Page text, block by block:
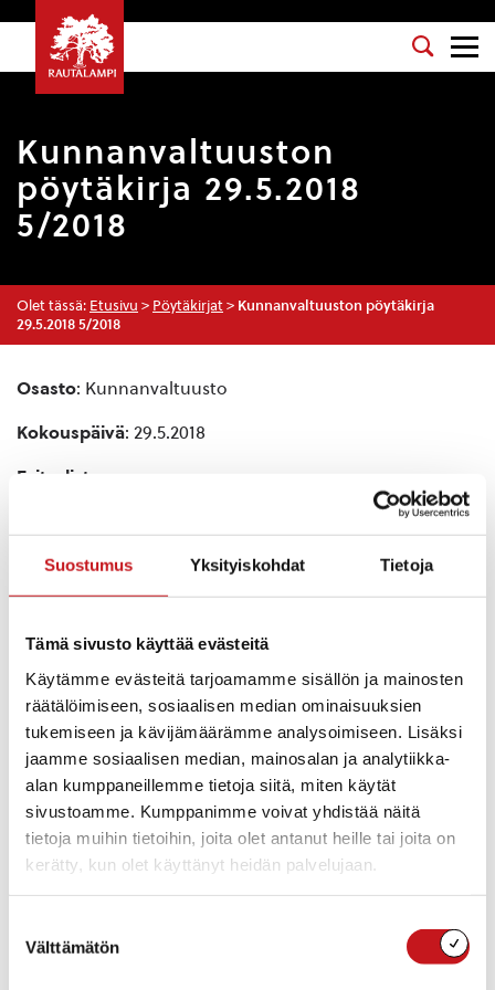
Suostumus Yksityiskohdat Tietoja
Tämä sivusto käyttää evästeitä
Käytämme evästeitä tarjoamamme sisällön ja mainosten
räätälöimiseen, sosiaalisen median ominaisuuksien
tukemiseen ja kävijämäärämme analysoimiseen. Lisäksi
jaamme sosiaalisen median, mainosalan ja analytiikka-
alan kumppaneillemme tietoja siitä, miten käytät
sivustoamme. Kumppanimme voivat yhdistää näitä
tietoja muihin tietoihin, joita olet antanut heille tai joita on
kerätty, kun olet käyttänyt heidän palvelujaan.
valinta
Välttämätön
Kunnanvaltuuston
pöytäkirja 29.5.2018
5/2018
Olet tässä: Etusivu > Pöytäkirjat > Kunnanvaltuuston pöytäkirja
29.5.2018 5/2018
Osasto: Kunnanvaltuusto
Kokouspäivä: 29.5.2018
Esityslista
Vuoden 2017 tilintarkastuskertomus, tilinpäätöksen
hyväksyminen ja vastuuvapaudesta päättäminen
Sopimus Vaalijalan kuntayhtymän kanssa Kuutinharjun
kehittämisestä
Rautalammin kunnan hallintosääntö
Muut asiat
LIITE 1 Arviointikertomus 2017
LIITE 2 Tilintarkastuskertomus 2017
LIITTEET 4 Virrankylän yksityistien parantaminen